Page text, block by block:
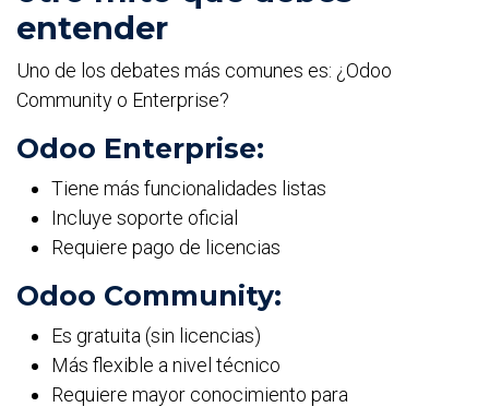
entender
Uno de los debates más comunes es: ¿Odoo
Community o Enterprise?
Odoo Enterprise:
Tiene más funcionalidades listas
Incluye soporte oficial
Requiere pago de licencias
Odoo Community:
Es gratuita (sin licencias)
Más flexible a nivel técnico
Requiere mayor conocimiento para